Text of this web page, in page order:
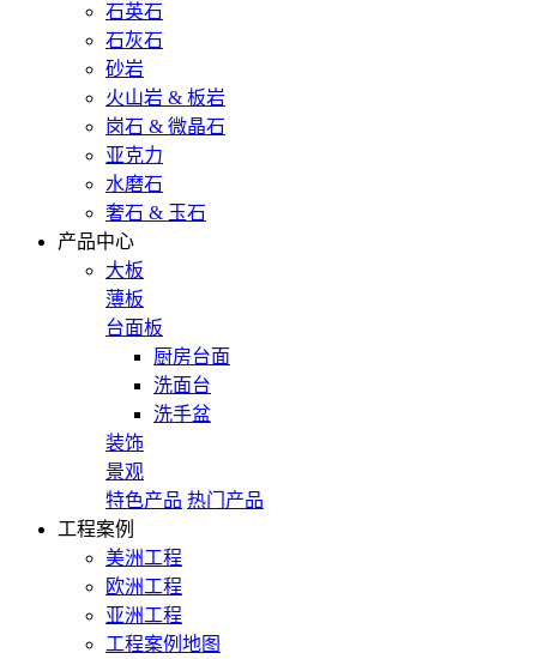
石英石
石灰石
砂岩
火山岩 & 板岩
岗石 & 微晶石
亚克力
水磨石
奢石 & 玉石
产品中心
大板
薄板
台面板
厨房台面
洗面台
洗手盆
装饰
景观
特色产品 热门产品
工程案例
美洲工程
欧洲工程
亚洲工程
工程案例地图